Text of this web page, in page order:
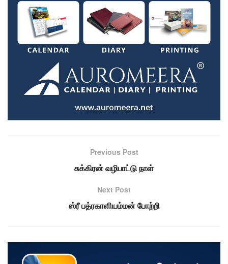
Previous Post
சுக்கிரன் வழிபாட்டு நாள்
Next Post
ஸ்ரீ பத்ரகாளியம்மன் போற்றி